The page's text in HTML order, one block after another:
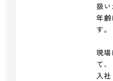
扱い
年
す。
現
て、
入